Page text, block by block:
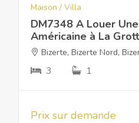
Maison / Villa
DM7348 A Louer
Américaine à La
Bizerte, Bizerte Nord,
3 1
Prix sur demande